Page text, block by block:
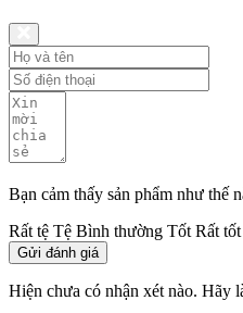
Bạn cảm thấy sản phẩm như thế
Rất tệ Tệ Bình thường Tốt Rất tốt
Gửi đánh giá
Hiện chưa có nhận xét nào. Hãy